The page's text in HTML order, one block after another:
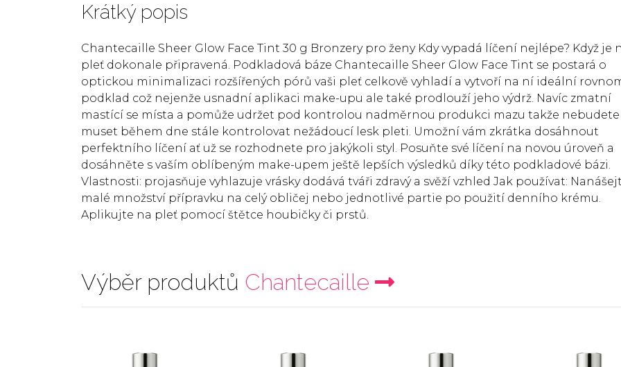
Krátký popis
Chantecaille Sheer Glow Face Tint 30 g Bronzery pro ženy Kdy vypadá líčení nejlépe? Když je
pleť dokonale připravená. Podkladová báze Chantecaille Sheer Glow Face Tint se postará o
optickou minimalizaci rozšířených pórů vaši pleť celkově vyhladí a vytvoří na ní ideální
podklad což nejenže usnadní aplikaci make-upu ale také prodlouží jeho výdrž. Navíc zmatní
mastící se místa a pomůže udržet pod kontrolou nadměrnou produkci mazu takže nebudete
muset během dne stále kontrolovat nežádoucí lesk pleti. Umožní vám zkrátka dosáhnout
perfektního líčení ať už se rozhodnete pro jakýkoli styl. Posuňte své líčení na novou úroveň a
dosáhněte s vaším oblíbeným make-upem ještě lepších výsledků díky této podkladové bázi.
Vlastnosti: projasňuje vyhlazuje vrásky dodává tváři zdravý a svěží vzhled Jak používat:
malé množství přípravku na celý obličej nebo jednotlivé partie po použití denního krému.
Aplikujte na pleť pomocí štětce houbičky či prstů.
Výběr produktů Chantecaille